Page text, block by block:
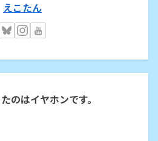
えこたん
のはイヤホンです。